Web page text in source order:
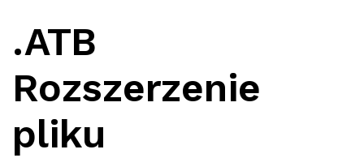
.ATB
Rozszerzenie
pliku